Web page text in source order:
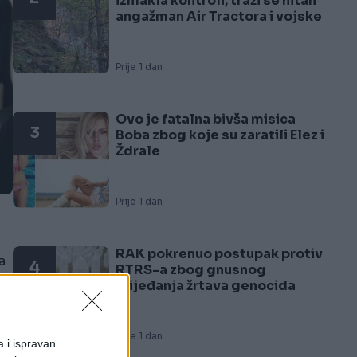
i ispravan
angažman Air Tractora i vojske
Prije 1 dan
3
Ovo je fatalna bivša misica
Boba zbog koje su zaratili Elez i
Ždrale
Prije 1 dan
4
RAK pokrenuo postupak protiv
RTRS-a zbog gnusnog
vrijeđanja žrtava genocida
Prije 1 dan